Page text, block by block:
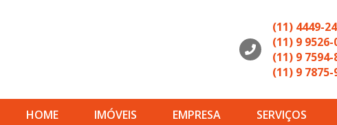
(11) 4449-
(11) 9 9526-
(11) 9 7594-
(11) 9 7875-
HOME IMÓVEIS EMPRESA SERVIÇOS